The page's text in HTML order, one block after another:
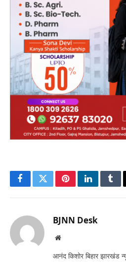
FacebookTwitterPinterestLinkedIn
BJNN Desk
Website
आनंद किशोर बिहार झारखंड